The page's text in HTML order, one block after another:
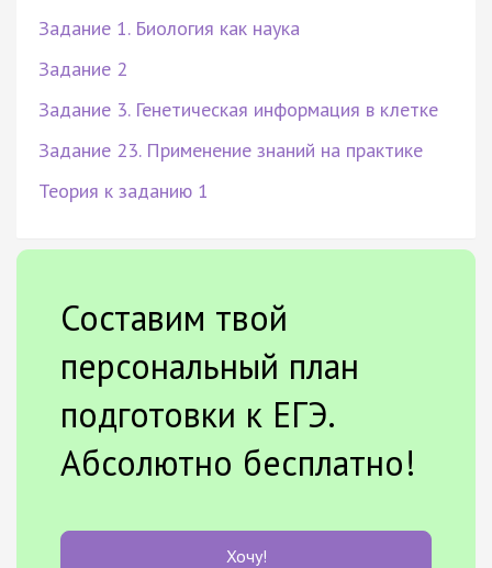
Задание 1. Биология как наука
Задание 2
Задание 3. Генетическая информация в клетке
Задание 23. Применение знаний на практике
Теория к заданию 1
Составим твой
персональный план
подготовки к ЕГЭ.
Абсолютно бесплатно!
Хочу!